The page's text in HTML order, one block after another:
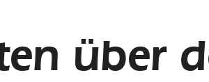
über